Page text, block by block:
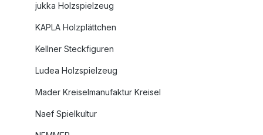
jukka Holzspielzeug
KAPLA Holzplättchen
Kellner Steckfiguren
Ludea Holzspielzeug
Mader Kreiselmanufaktur Kreisel
Naef Spielkultur